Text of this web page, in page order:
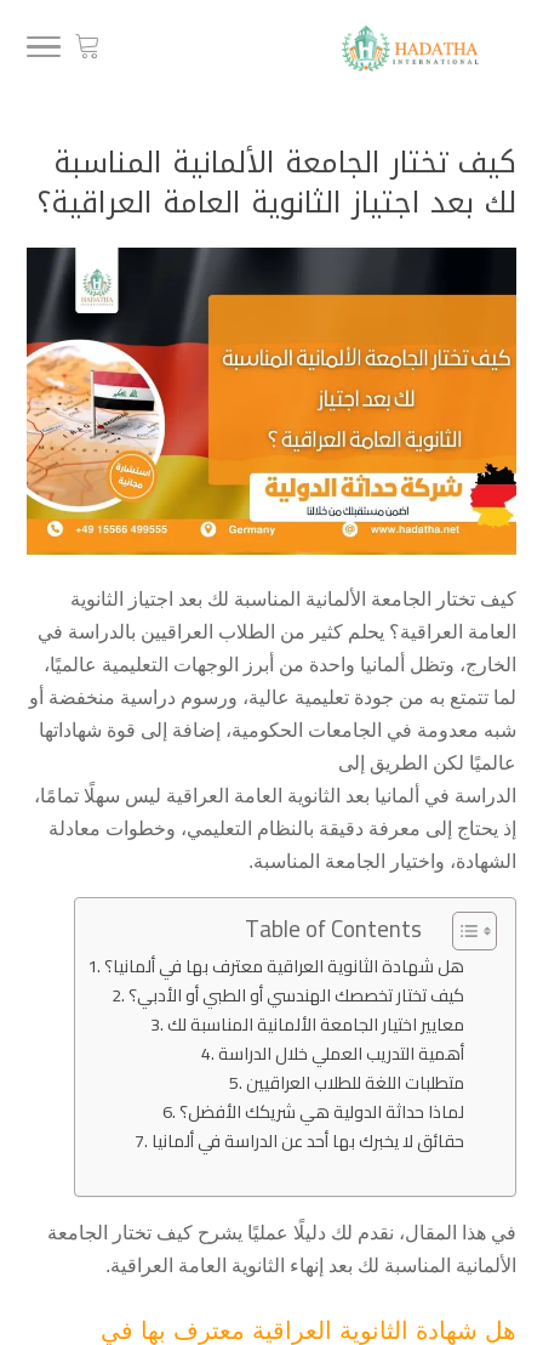
كيف تختار الجامعة الألمانية المناسبة
لك بعد اجتياز الثانوية العامة العراقية؟
كيف تختار الجامعة الألمانية المناسبة لك بعد اجتياز الثانوية
العامة العراقية؟ يحلم كثير من الطلاب العراقيين بالدراسة في
الخارج، وتظل ألمانيا واحدة من أبرز الوجهات التعليمية عالميًا،
لما تتمتع به من جودة تعليمية عالية، ورسوم دراسية منخفضة أو
شبه معدومة في الجامعات الحكومية، إضافة إلى قوة شهاداتها
عالميًا لكن الطريق إلى
الدراسة في ألمانيا بعد الثانوية العامة العراقية ليس سهلًا تمامًا،
إذ يحتاج إلى معرفة دقيقة بالنظام التعليمي، وخطوات معادلة
الشهادة، واختيار الجامعة المناسبة.
Table of Contents
في هذا المقال، نقدم لك دليلًا عمليًا يشرح كيف تختار الجامعة
الألمانية المناسبة لك بعد إنهاء الثانوية العامة العراقية.
هل شهادة الثانوية العراقية معترف بها في